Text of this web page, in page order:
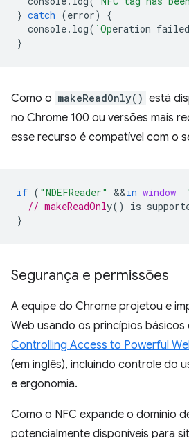
} catch (error)
{
console. log( `Operation
}
Como o makeReadOnly() está
no Chrome 100 ou versões mais
esse recurso é compatível com o
if ( "NDEFReader" &&in window
// makeReadOnl
}
Segurança e permissões
A equipe do Chrome projetou e
Web usando os princípios básicos
Controlling Access to Powerful
(em inglês), incluindo controle do
e ergonomia.
Como o NFC expande o domínio
potencialmente disponíveis para